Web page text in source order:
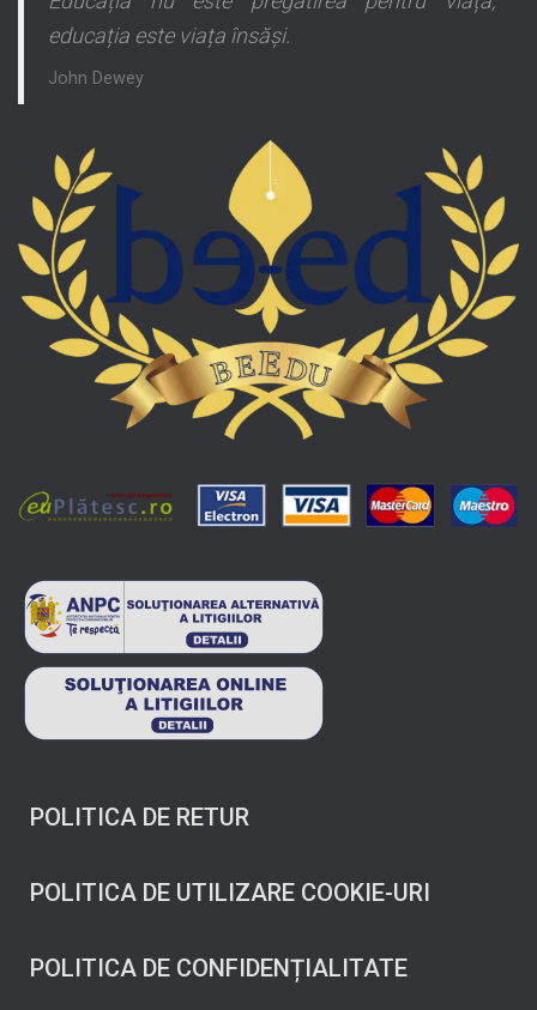
educația este viața însăși.
John Dewey
POLITICA DE RETUR
POLITICA DE UTILIZARE COOKIE-URI
POLITICA DE CONFIDENȚIALITATE